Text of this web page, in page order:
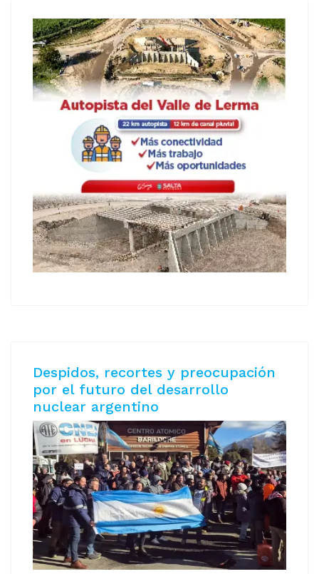
Despidos, recortes y preocupación
por el futuro del desarrollo
nuclear argentino